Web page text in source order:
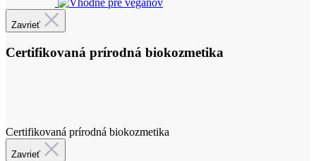
Zavrieť
Certifikovaná prírodná biokozmetika
Certifikovaná prírodná biokozmetika
Zavrieť